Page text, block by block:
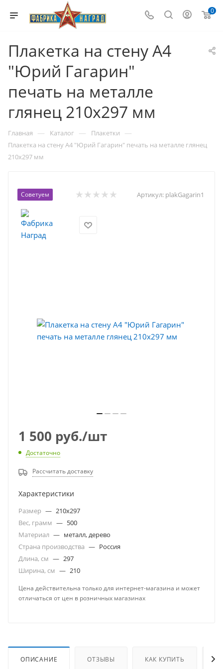
0
Плакетка на стену А4
"Юрий Гагарин"
печать на металле
глянец 210х297 мм
Главная — Каталог — Плакетки —
Плакетка на стену А4 "Юрий Гагарин" печать на металле глянец
210х297 мм
Советуем Артикул: plakGagarin1
1 500 руб./шт
Достаточно
Рассчитать доставку
Характеристики
Размер — 210х297
Вес, грамм — 500
Материал — металл, дерево
Страна производства — Россия
Длина, см — 297
Ширина, см — 210
Цена действительна только для интернет-магазина и может
отличаться от цен в розничных магазинах
ОПИСАНИЕ ОТЗЫВЫ КАК КУПИТЬ